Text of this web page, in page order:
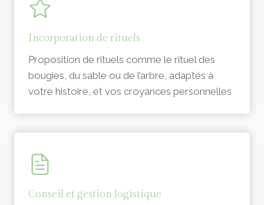
Incorporation de rituels
Proposition de rituels comme le rituel des
bougies, du sable ou de l’arbre, adaptés à
votre histoire, et vos croyances personnelles
Conseil et gestion logistique